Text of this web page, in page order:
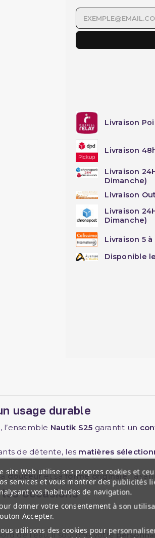
Livraison
Livraison
Livraison
Dimanche)
Livraison
Livraison
Dimanche)
Livraison 5
Disponible
usage durable
, l’ensemble Nautik S25 garantit un
de détente, les matières
douceuret saforme originale,
occasions
de l’eau, il souligne votre
site Web utilise ses propres cookies et
services et vous montrer des publicités
vos habitudes de navigation.
donner votre consentement à son
Accepter.
utilisons des cookies pour